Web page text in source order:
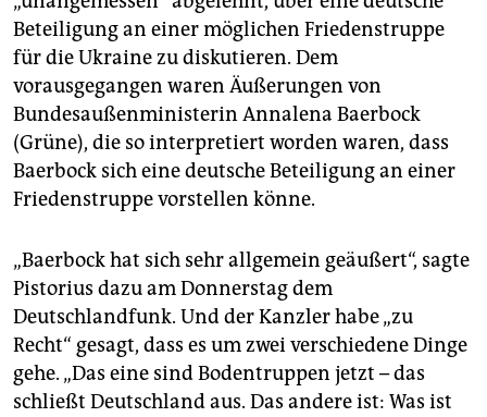
Beteiligung an einer möglichen Friedenstruppe
für die Ukraine zu diskutieren. Dem
vorausgegangen waren Äußerungen von
Bundesaußenministerin Annalena Baerbock
(Grüne), die so interpretiert worden waren, dass
Baerbock sich eine deutsche Beteiligung an einer
Friedenstruppe vorstellen könne.
„Baerbock hat sich sehr allgemein geäußert“, sagte
Pistorius dazu am Donnerstag dem
Deutschlandfunk. Und der Kanzler habe „zu
Recht“ gesagt, dass es um zwei verschiedene Dinge
gehe. „Das eine sind Bodentruppen jetzt – das
schließt Deutschland aus. Das andere ist: Was ist